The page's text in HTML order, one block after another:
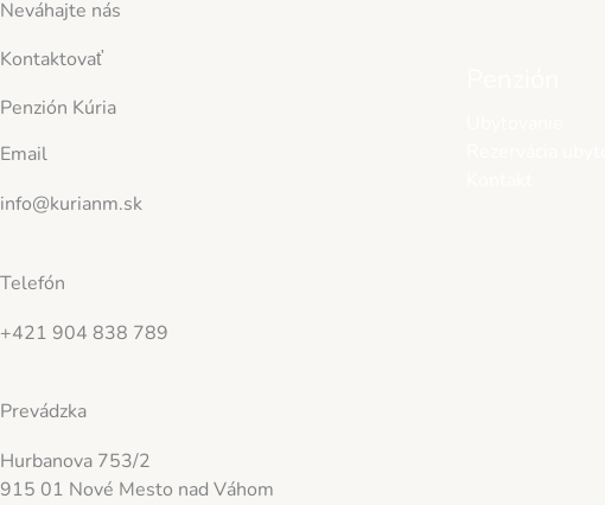
Preskočiť
obsah
Neváhajte nás
Kontaktovať
Penzión Kúria
Email
info@kurianm.sk
Telefón
+421 904 838 789
Prevádzka
Hurbanova 753/2
915 01 Nové Mesto nad Váhom